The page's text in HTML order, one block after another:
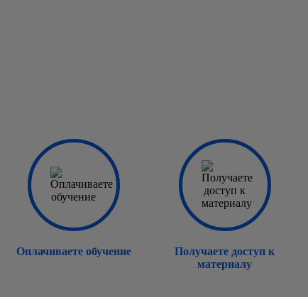
Оплачиваете обучение
Получаете доступ к
материалу